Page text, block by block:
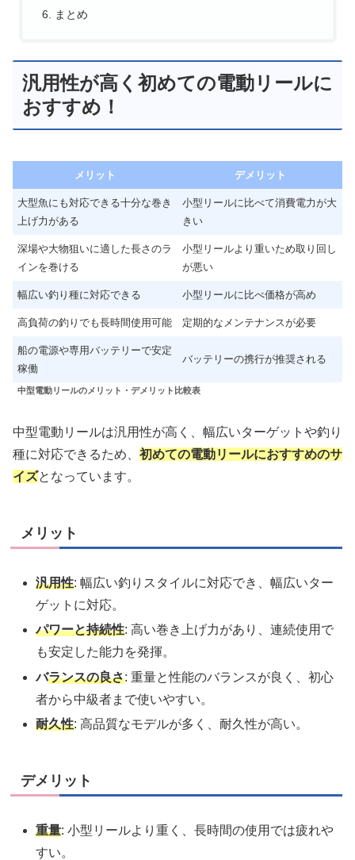
まとめ
汎用性が高く初めての電動リールに
おすすめ！
メリット デメリット
大型魚にも対応できる十分な巻き
上げ力がある
小型リールに比べて消費電力が大
きい
深場や大物狙いに適した長さのラ
インを巻ける
小型リールより重いため取り回し
が悪い
幅広い釣り種に対応できる 小型リールに比べ価格が高め
高負荷の釣りでも長時間使用可能 定期的なメンテナンスが必要
船の電源や専用バッテリーで安定
稼働
バッテリーの携行が推奨される
中型電動リールのメリット・デメリット比較表
中型電動リールは汎用性が高く、幅広いターゲットや釣り
種に対応できるため、 初めての電動リールにおすすめのサ
イズとなっています。
メリット
汎用性: 幅広い釣りスタイルに対応でき、幅広いター
ゲットに対応。
パワーと持続性: 高い巻き上げ力があり、連続使用で
も安定した能力を発揮。
バランスの良さ: 重量と性能のバランスが良く、初心
者から中級者まで使いやすい。
耐久性: 高品質なモデルが多く、耐久性が高い。
デメリット
重量: 小型リールより重く、長時間の使用では疲れや
すい。